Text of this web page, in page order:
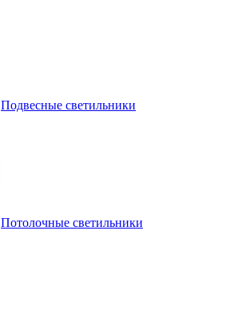
Подвесные светильники
Потолочные светильники